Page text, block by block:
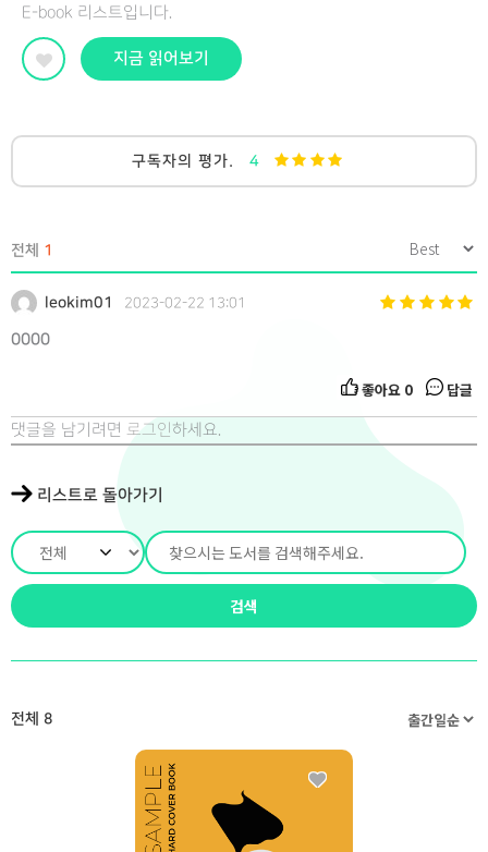
E-book 리스트입니다.
지금 읽어보기
구독자의 평가. 4
전체 1
leokim01 2023-02-22 13:01
0000
좋아요 0 답글
댓글을 남기려면 로그인하세요.
리스트로 돌아가기
검색
전체 8